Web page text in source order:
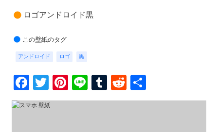
ロゴアンドロイド黒
この壁紙のタグ
アンドロイド ロゴ 黒
Facebook
Twitter
Pinterest
LineTumblr
Reddit
有